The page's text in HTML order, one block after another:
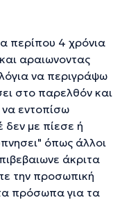
περίπου 4 χρόνια
αραιωνοντας
να περιγράψω
στο παρελθόν και
εντοπίσω
με πίεσε ή
όπως άλλοι
άκριτα
την προσωπική
τα πρόσωπα για τα